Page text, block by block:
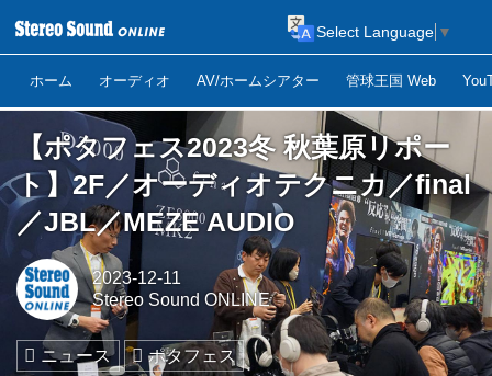
ホーム オーディオ AV/ホームシアター 管球王国 Web
Select Language ▼
【ポタフェス2023冬 秋葉原リポー
ト】2F／オーディオテクニカ／final
／JBL／MEZE AUDIO
2023-12-11
Stereo Sound ONLINE
ニュース
ポタフェス